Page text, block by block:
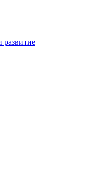
развитие